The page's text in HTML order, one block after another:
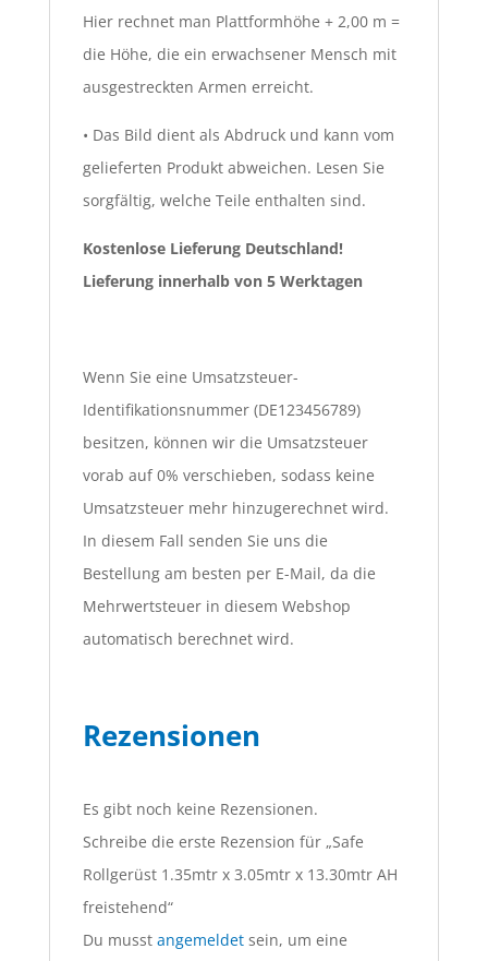
Hier rechnet man Plattformhöhe + 2,00 m =
die Höhe, die ein erwachsener Mensch mit
ausgestreckten Armen erreicht.
• Das Bild dient als Abdruck und kann vom
gelieferten Produkt abweichen. Lesen Sie
sorgfältig, welche Teile enthalten sind.
Kostenlose Lieferung Deutschland!
Lieferung innerhalb von 5 Werktagen
Wenn Sie eine Umsatzsteuer-
Identifikationsnummer (DE123456789)
besitzen, können wir die Umsatzsteuer
vorab auf 0% verschieben, sodass keine
Umsatzsteuer mehr hinzugerechnet wird.
In diesem Fall senden Sie uns die
Bestellung am besten per E-Mail, da die
Mehrwertsteuer in diesem Webshop
automatisch berechnet wird.
Rezensionen
Es gibt noch keine Rezensionen.
Schreibe die erste Rezension für „Safe
Rollgerüst 1.35mtr x 3.05mtr x 13.30mtr AH
freistehend“
Du musst angemeldetsein, um eine